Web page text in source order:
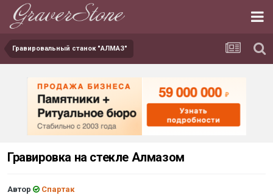
Гравировальный станок "АЛМАЗ"
Гравировка на стекле Алмазом
Автор
Спартак